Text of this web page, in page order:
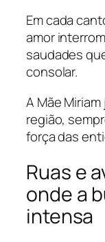
Em cada
amor
saudades
consolar.
A Mãe
região,
força das
Ruas e
onde a
intensa